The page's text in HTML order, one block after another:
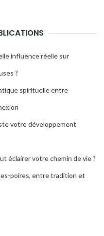
influence réelle sur
?
spirituelle entre
votre développement
éclairer votre chemin de vie ?
poires, entre tradition et